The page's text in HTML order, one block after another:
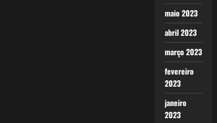
maio 2023
abril 2023
março 2023
fevereiro
2023
janeiro
2023